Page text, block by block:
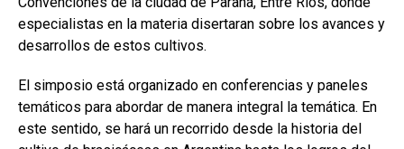
especialistas en la materia disertaran sobre los avances y
desarrollos de estos cultivos.
El simposio está organizado en conferencias y paneles
temáticos para abordar de manera integral la temática. En
este sentido, se hará un recorrido desde la historia del